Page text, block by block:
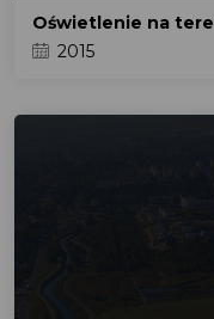
Oświetlenie na
2015